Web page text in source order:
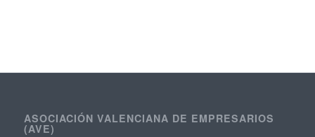
ASOCIACIÓN VALENCIANA DE EMPRESARIOS
(AVE)